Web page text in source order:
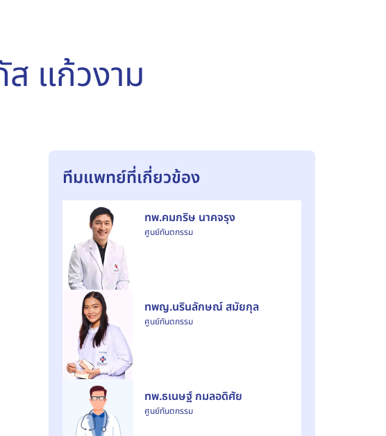
แก้วงาม
ทีมแพทย์ที่เกี่ยวข้อง
ทพ.คมกริษ นาคจรุง
ศูนย์ทันตกรรม
ทพญ.นรินลักษณ์ สมัยกุล
ศูนย์ทันตกรรม
ทพ.ธเนษฐ์ กมลอดิศัย
ศูนย์ทันตกรรม